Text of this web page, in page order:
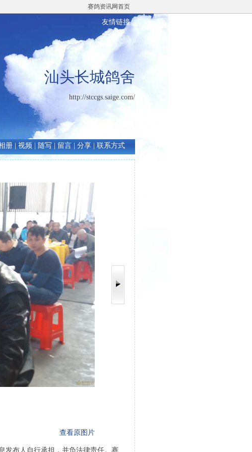
赛鸽资讯网首页
友情链接
汕头长城鸽舍
http://stccgs.saige.com/
册 视频 随写 留言 分享 联系方式
查看原图片
发布人自行承担，并负法律责任。赛